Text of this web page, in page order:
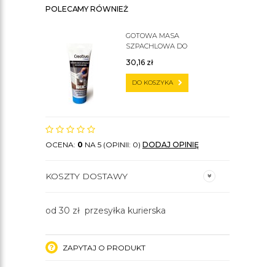
POLECAMY RÓWNIEŻ
GOTOWA MASA
SZPACHLOWA DO
30,16 zł
DO KOSZYKA
OCENA: 0 NA 5 (OPINII: 0) DODAJ OPINIĘ
KOSZTY DOSTAWY
od 30 zł przesyłka kurierska
ZAPYTAJ O PRODUKT